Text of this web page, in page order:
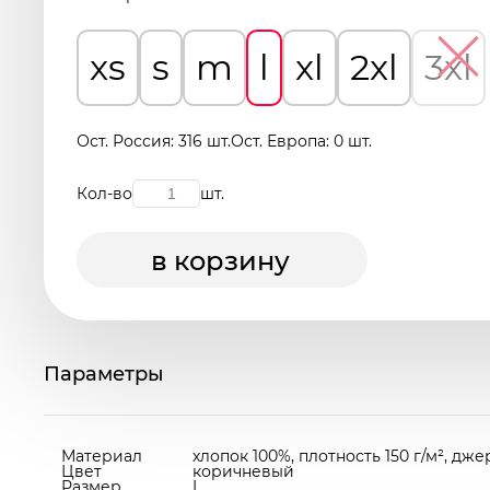
xs s m l xl 2xl 3xl
Ост. Россия: 316 шт.Ост. Европа: 0 шт.
Кол-во шт.
в корзину
Параметры
Материал хлопок 100%, плотность 150 г/м²,
Цвет коричневый